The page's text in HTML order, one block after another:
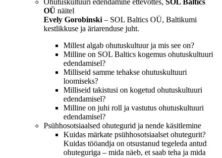
OÜ näitel
Evely Gorobinski – SOL Baltics OÜ, Baltikumi
kestlikkuse ja äriarenduse juht.
Millest algab ohutuskultuur ja mis see on?
Milline on SOL Baltics kogemus ohutuskultuuri
edendamisel?
Milliseid samme tehakse ohutuskultuuri
loomiseks?
Milliseid takistusi on kogetud ohutuskultuuri
edendamisel?
Milline on juhi roll ja vastutus ohutuskultuuri
edendamisel?
Psühhosotsiaalsed ohutegurid ja nende käsitlemine
Kuidas märkate psühhosotsiaalset ohutegurit?
Kuidas tööandja on otsustanud tegeleda antud
ohuteguriga – mida näeb, et saab teha ja mida